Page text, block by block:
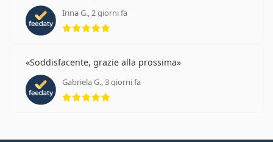
Irina G., 2 giorni fa
Soddisfacente, grazie alla prossima
Gabriela G., 3 giorni fa
valutazione 5 di 5